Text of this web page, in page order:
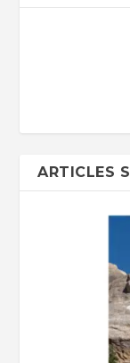
ARTICLES